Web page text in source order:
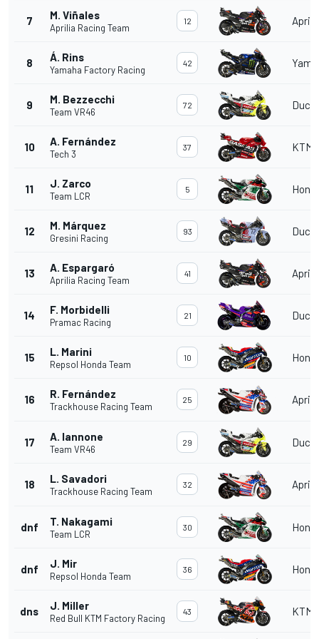
7 M. Viñales
Aprilia Racing Team
12
8 Á. Rins
Yamaha Factory Racing
42
9 M. Bezzecchi
Team VR46
72
10 A. Fernández
Tech 3
37 KTM
11 J. Zarco
Team LCR
5
12 M. Márquez
Gresini Racing
93
13 A. Espargaró
Aprilia Racing Team
41
14 F. Morbidelli
Pramac Racing
21
15 L. Marini
Repsol Honda Team
10
16 R. Fernández
Trackhouse Racing Team
25
17 A. Iannone
Team VR46
29
18 L. Savadori
Trackhouse Racing Team
32
dnf T. Nakagami
Team LCR
30
dnf J. Mir
Repsol Honda Team
36
dns J. Miller
Red Bull KTM Factory Racing
43 KTM